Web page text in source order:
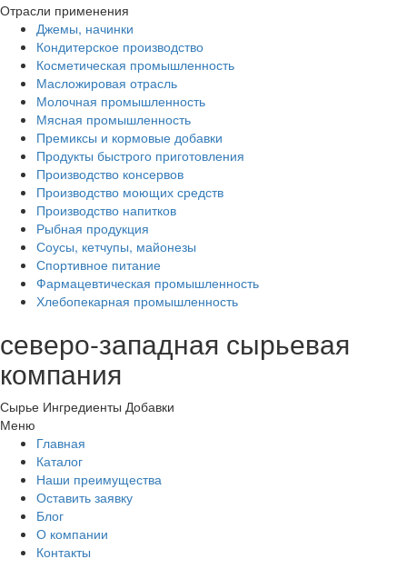
Отрасли применения
Джемы, начинки
Кондитерское производство
Косметическая промышленность
Масложировая отрасль
Молочная промышленность
Мясная промышленность
Премиксы и кормовые добавки
Продукты быстрого приготовления
Производство консервов
Производство моющих средств
Производство напитков
Рыбная продукция
Соусы, кетчупы, майонезы
Спортивное питание
Фармацевтическая промышленность
Хлебопекарная промышленность
северо-западная сырьевая
компания
Сырье Ингредиенты Добавки
Меню
Главная
Каталог
Наши преимущества
Оставить заявку
Блог
О компании
Контакты